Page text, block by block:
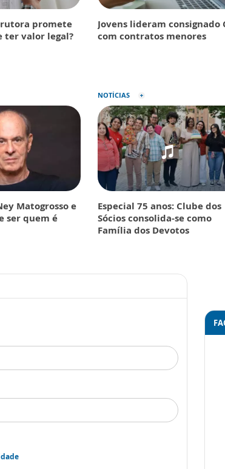
promete
ter valor legal?
Jovens lideram consignado
com contratos menores
Matogrosso e
ser quem é
NOTÍCIAS
Especial 75 anos: Clube dos
Sócios consolida-se como
Família dos Devotos